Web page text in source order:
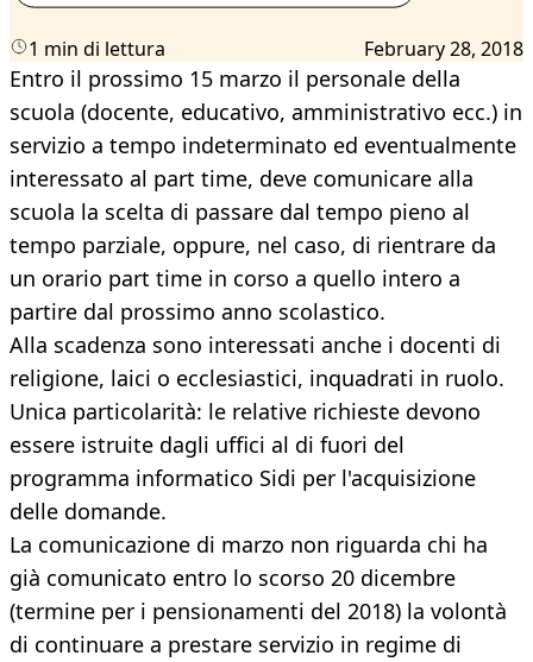
1 min di lettura February 28, 2018
Entro il prossimo 15 marzo il personale della
scuola (docente, educativo, amministrativo ecc.) in
servizio a tempo indeterminato ed eventualmente
interessato al part time, deve comunicare alla
scuola la scelta di passare dal tempo pieno al
tempo parziale, oppure, nel caso, di rientrare da
un orario part time in corso a quello intero a
partire dal prossimo anno scolastico.
Alla scadenza sono interessati anche i docenti di
religione, laici o ecclesiastici, inquadrati in ruolo.
Unica particolarità: le relative richieste devono
essere istruite dagli uffici al di fuori del
programma informatico Sidi per l'acquisizione
delle domande.
La comunicazione di marzo non riguarda chi ha
già comunicato entro lo scorso 20 dicembre
(termine per i pensionamenti del 2018) la volontà
di continuare a prestare servizio in regime di